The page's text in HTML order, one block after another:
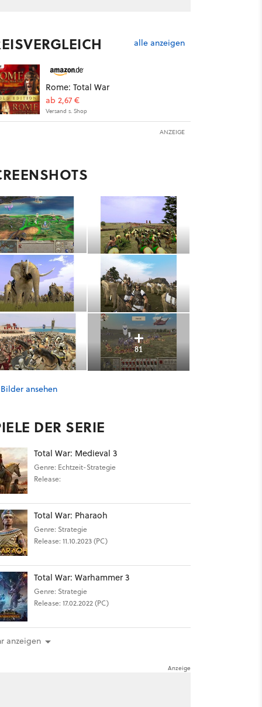
alle anzeigen
Rome: Total War
ab 2,67 €
Versand s. Shop
ANZEIGE
81
ansehen
DER SERIE
Total War: Medieval 3
Genre: Echtzeit-Strategie
Release:
Total War: Pharaoh
Genre: Strategie
Release: 11.10.2023 (PC)
Total War: Warhammer 3
Genre: Strategie
Release: 17.02.2022 (PC)
anzeigen